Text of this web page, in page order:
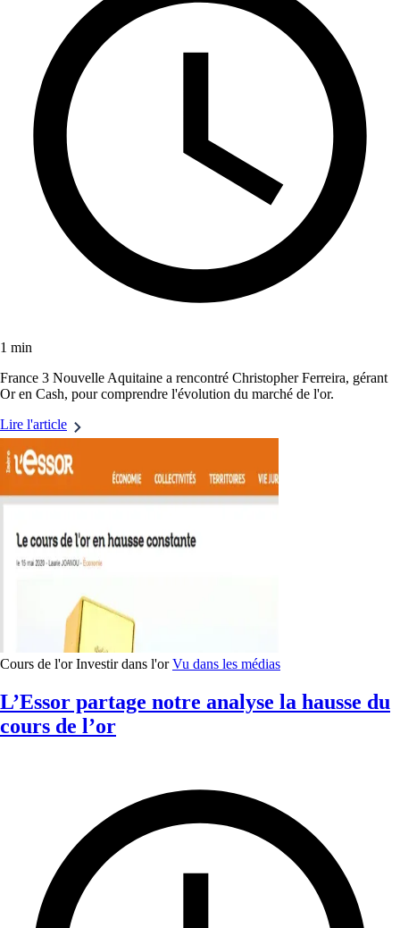
1 min
France 3 Nouvelle Aquitaine a rencontré Christopher Ferreira, gérant
Or en Cash, pour comprendre l'évolution du marché de l'or.
Lire l'article
Cours de l'or Investir dans l'or Vu dans les médias
L’Essor partage notre analyse la hausse du
cours de l’or